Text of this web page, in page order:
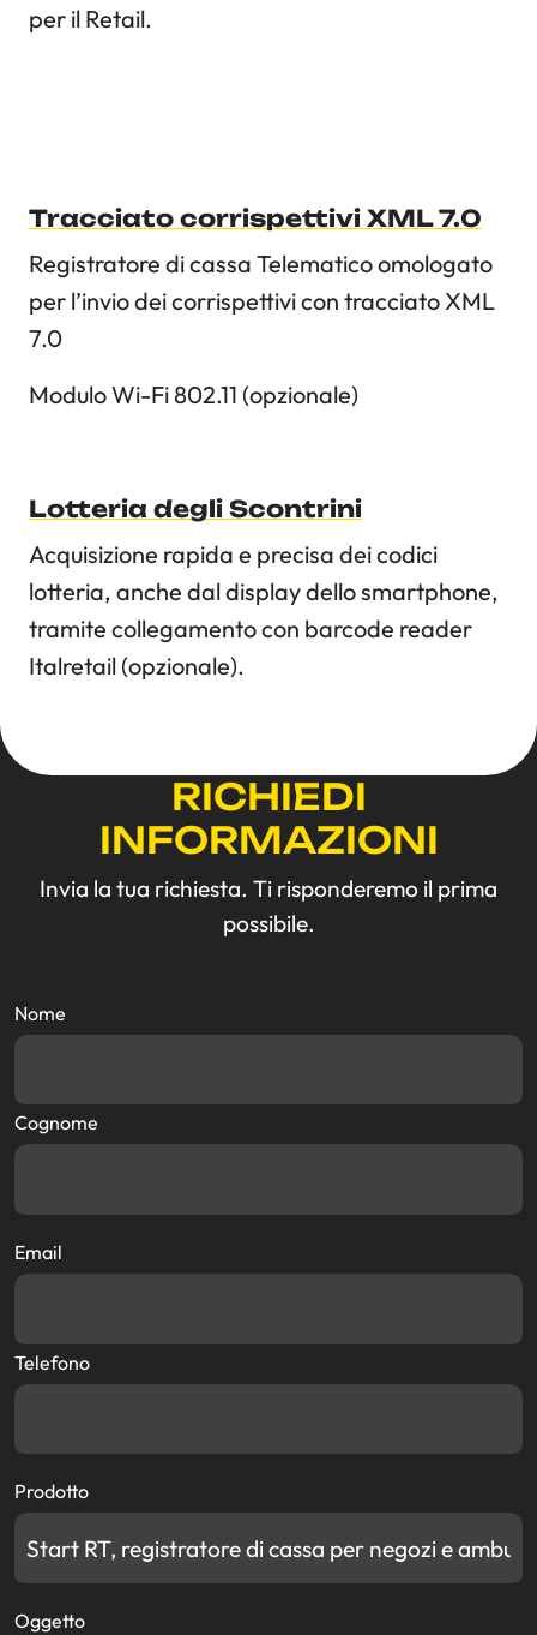
per il Retail.
Tracciato corrispettivi XML 7.0
Registratore di cassa Telematico omologato
per l’invio dei corrispettivi con tracciato XML
7.0
Modulo Wi-Fi 802.11 (opzionale)
Lotteria degli Scontrini
Acquisizione rapida e precisa dei codici
lotteria, anche dal display dello smartphone,
tramite collegamento con barcode reader
Italretail (opzionale).
RICHIEDI
INFORMAZIONI
Invia la tua richiesta. Ti risponderemo il prima
possibile.
Nome
Cognome
Email
Telefono
Prodotto
Oggetto